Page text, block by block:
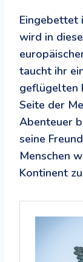
Eingebettet
wird in
taucht ihr
geflügelten
Seite der
Abenteuer
seine
Menschen
Kontinent